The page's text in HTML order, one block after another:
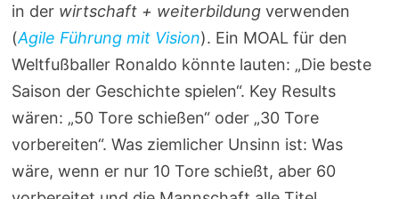
in der wirtschaft + weiterbildung verwenden
(Agile Führung mit Vision). Ein MOAL für den
Weltfußballer Ronaldo könnte lauten: „Die beste
Saison der Geschichte spielen“. Key Results
wären: „50 Tore schießen“ oder „30 Tore
vorbereiten“. Was ziemlicher Unsinn ist: Was
wäre, wenn er nur 10 Tore schießt, aber 60